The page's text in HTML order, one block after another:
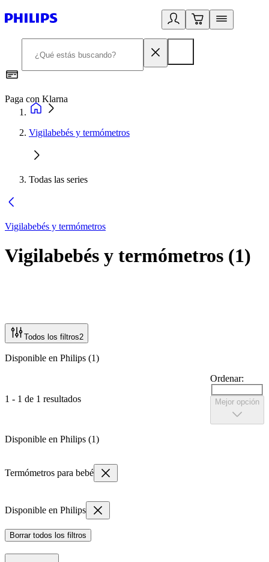
Paga con Klarna
Vigilabebés y termómetros
Todas las series
Vigilabebés y termómetros
Vigilabebés y termómetros (1)
Todos los filtros2
Disponible en Philips (1)
1 - 1 de 1 resultados
Ordenar:
Mejor opción
Disponible en Philips (1)
Termómetros para bebé
Disponible en Philips
Borrar todos los filtros